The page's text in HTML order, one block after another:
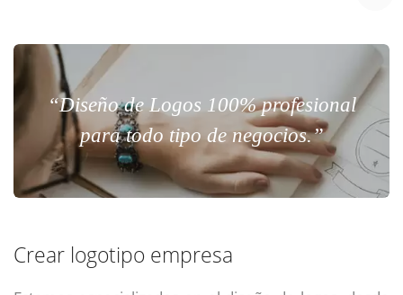
“Diseño de Logos 100% profesional
para todo tipo de negocios.”
Crear logotipo empresa